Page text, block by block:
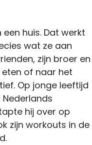
huis. Dat werkt
wat ze aan
zijn broer en
of naar het
Op jonge leeftijd
hij over op
zijn workouts in de